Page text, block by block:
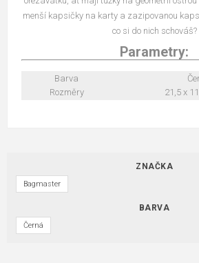
menší kapsičky na karty a zazipovanou
co si do nich schováš?
Parametry:
Barva
Rozměry
21,5 x
ZNAČKA
Bagmaster
BARVA
Černá